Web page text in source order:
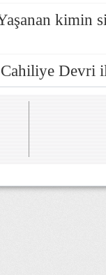
kimin
Devri